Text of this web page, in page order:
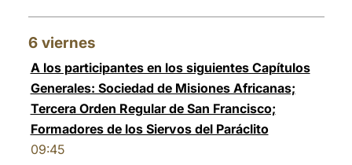
6 viernes
A los participantes en los siguientes Capítulos
Generales: Sociedad de Misiones Africanas;
Tercera Orden Regular de San Francisco;
Formadores de los Siervos del Paráclito
09:45